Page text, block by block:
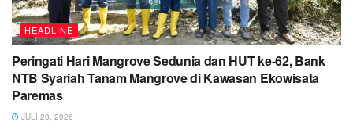
HEADLINE
Peringati Hari Mangrove Sedunia dan HUT ke-62, Bank
NTB Syariah Tanam Mangrove di Kawasan Ekowisata
Paremas
JULI 28, 2026